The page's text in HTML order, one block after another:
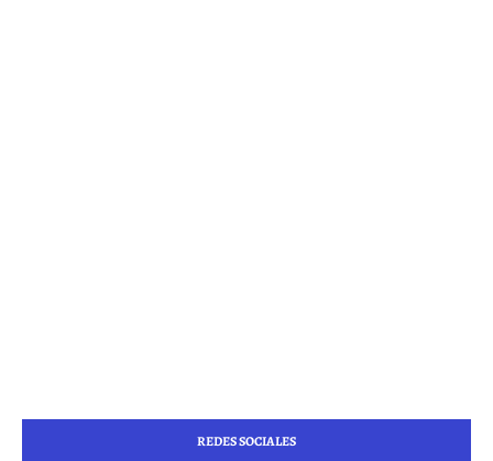
REDES SOCIALES